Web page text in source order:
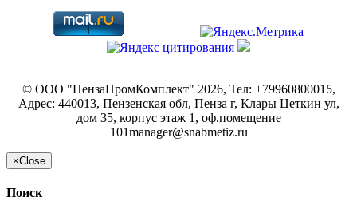
© ООО "ПензаПромКомплект" 2026, Тел: +79960800015,
Адрес: 440013, Пензенская обл, Пенза г, Клары Цеткин ул,
дом 35, корпус этаж 1, оф.помещение
101manager@snabmetiz.ru
×Close
Поиск